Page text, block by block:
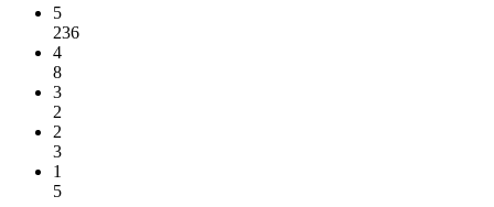
5
236
4
8
3
2
2
3
1
5